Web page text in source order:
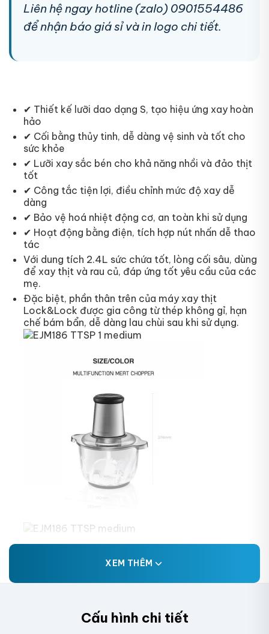
Liên hệ ngay hotline (zalo) 0901554486
để nhận báo giá sỉ và in logo chi tiết.
✔ Thiết kế lưỡi dao dạng S, tạo hiệu ứng xay hoàn
hảo
✔ Cối bằng thủy tinh, dễ dàng vệ sinh và tốt cho
sức khỏe
✔ Lưỡi xay sắc bén cho khả năng nhồi và đảo thịt
tốt
✔ Công tắc tiện lợi, điều chỉnh mức độ xay dễ
dàng
✔ Bảo vệ hoá nhiệt động cơ, an toàn khi sử dụng
✔ Hoạt động bằng điện, tích hợp nút nhấn dễ thao
tác
Với dung tích 2.4L sức chứa tốt, lòng cối sâu, dùng
để xay thịt và rau củ, đáp ứng tốt yêu cầu của các
mẹ.
Đặc biệt, phần thân trên của máy xay thịt
Lock&Lock được gia công từ thép không gỉ, hạn
chế bám bẩn, dễ dàng lau chùi sau khi sử dụng.
XEM THÊM
Cấu hình chi tiết